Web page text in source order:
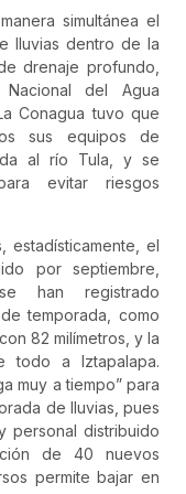
simultánea el
lluvias dentro de la
drenaje profundo,
del Agua
Conagua tuvo que
sus equipos de
al río Tula, y se
evitar riesgos
estadísticamente, el
por septiembre,
han registrado
temporada, como
82 milímetros, y la
todo a Iztapalapa.
muy a tiempo” para
de lluvias, pues
personal distribuido
de 40 nuevos
permite bajar en